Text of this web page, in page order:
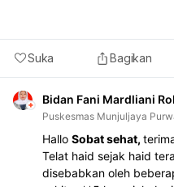
Suka Bagikan
Bidan Fani Mardliani
Puskesmas Munjuljaya
Hallo Sobat sehat,
Telat haid sejak haid
disebabkan oleh